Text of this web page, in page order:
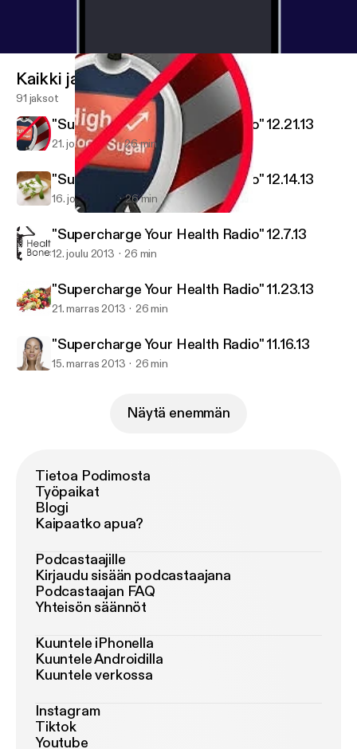
Exodus Health Center
Kaikki jaksot
91 jaksot
"Supercharge Your Health Radio" 12.21.13
21. joulu 2013 26 min
"Supercharge Your Health Radio" 12.14.13
16. joulu 2013 26 min
"Supercharge Your Health Radio" 12.7.13
12. joulu 2013 26 min
"Supercharge Your Health Radio" 11.23.13
21. marras 2013 26 min
"Supercharge Your Health Radio" 11.16.13
15. marras 2013 26 min
Näytä enemmän
Tietoa Podimosta
Työpaikat
Blogi
Kaipaatko apua?
Podcastaajille
Kirjaudu sisään podcastaajana
Podcastaajan FAQ
Yhteisön säännöt
Kuuntele iPhonella
Kuuntele Androidilla
Kuuntele verkossa
Instagram
Tiktok
Youtube